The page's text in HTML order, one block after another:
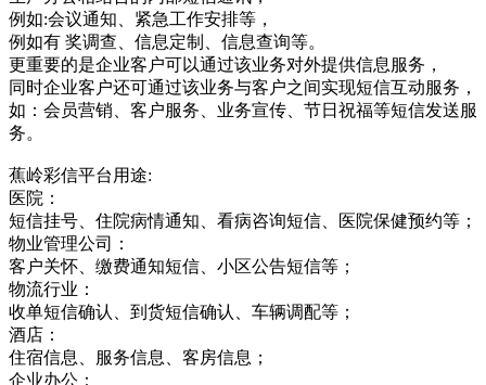
例如:会议通知、紧急工作安排等，
例如有 奖调查、信息定制、信息查询等。
更重要的是企业客户可以通过该业务对外提供信息服务，
同时企业客户还可通过该业务与客户之间实现短信互动服务，
如：会员营销、客户服务、业务宣传、节日祝福等短信发送服
务。
蕉岭彩信平台用途:
医院：
短信挂号、住院病情通知、看病咨询短信、医院保健预约等；
物业管理公司：
客户关怀、缴费通知短信、小区公告短信等；
物流行业：
收单短信确认、到货短信确认、车辆调配等；
酒店：
住宿信息、服务信息、客房信息；
企业办公：